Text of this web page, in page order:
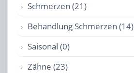
Schmerzen (21)
Behandlung Schmerzen (14)
Saisonal (0)
Zähne (23)